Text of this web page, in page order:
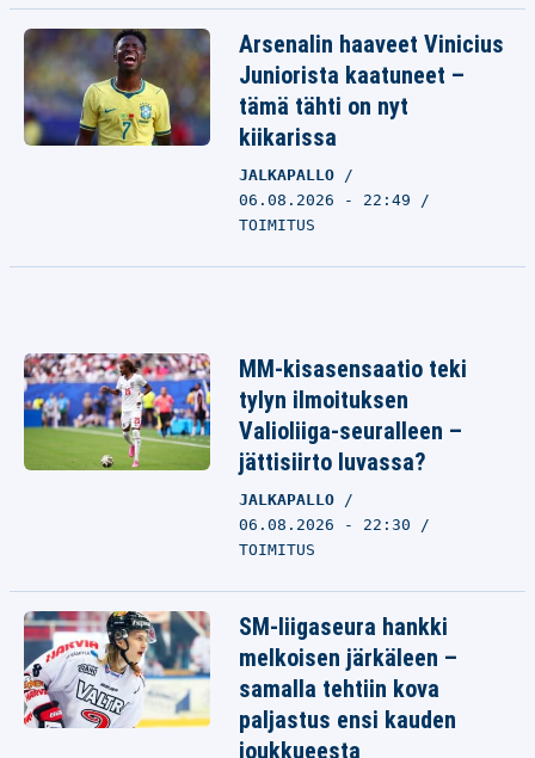
Arsenalin haaveet Vinicius
Juniorista kaatuneet –
tämä tähti on nyt
kiikarissa
JALKAPALLO
06.08.2026 - 22:49
TOIMITUS
MM-kisasensaatio teki
tylyn ilmoituksen
Valioliiga-seuralleen –
jättisiirto luvassa?
JALKAPALLO
06.08.2026 - 22:30
TOIMITUS
SM-liigaseura hankki
melkoisen järkäleen –
samalla tehtiin kova
paljastus ensi kauden
joukkueesta